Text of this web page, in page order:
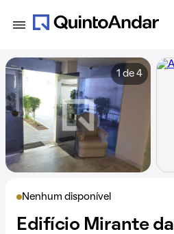
Nenhum disponível
Edifício Mirante
1 de 4